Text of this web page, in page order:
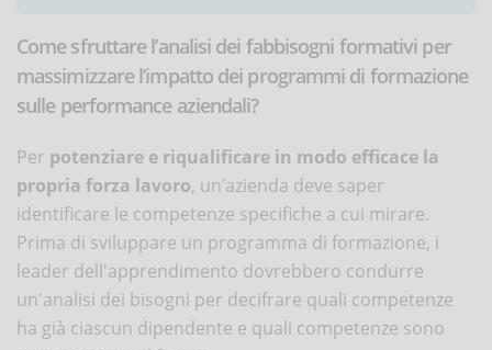
Come sfruttare l’analisi dei fabbisogni formativi per
massimizzare l’impatto dei programmi di formazione
sulle performance aziendali?
Per potenziare e riqualificare in modo efficace la
propria forza lavoro, un’azienda deve saper
identificare le competenze specifiche a cui mirare.
Prima di sviluppare un programma di formazione, i
leader dell'apprendimento dovrebbero condurre
un'analisi dei bisogni per decifrare quali competenze
ha già ciascun dipendente e quali competenze sono